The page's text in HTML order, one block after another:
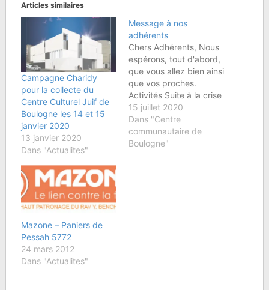
Articles similaires
Campagne Charidy
pour la collecte du
Centre Culturel Juif de
Boulogne les 14 et 15
janvier 2020
13 janvier 2020
Dans "Actualites"
Message à nos
adhérents
Chers Adhérents, Nous
espérons, tout d'abord,
que vous allez bien ainsi
que vos proches.
Activités Suite à la crise
sanitaire, nous avons
été contraints d'annuler
toutes les activités à
compter du 16 mars
15 juillet 2020
Dans "Centre
communautaire de
Boulogne"
Mazone – Paniers de
Pessah 5772
24 mars 2012
Dans "Actualites"